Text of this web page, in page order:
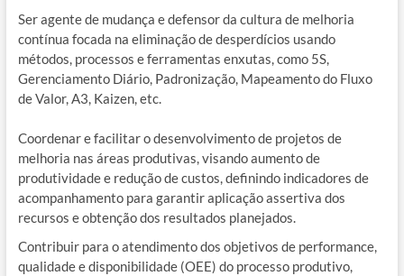
Ser agente de mudança e defensor da cultura de melhoria
contínua focada na eliminação de desperdícios usando
métodos, processos e ferramentas enxutas, como 5S,
Gerenciamento Diário, Padronização, Mapeamento do Fluxo
de Valor, A3, Kaizen, etc.
Coordenar e facilitar o desenvolvimento de projetos de
melhoria nas áreas produtivas, visando aumento de
produtividade e redução de custos, definindo indicadores de
acompanhamento para garantir aplicação assertiva dos
recursos e obtenção dos resultados planejados.
Contribuir para o atendimento dos objetivos de performance,
qualidade e disponibilidade (OEE) do processo produtivo,